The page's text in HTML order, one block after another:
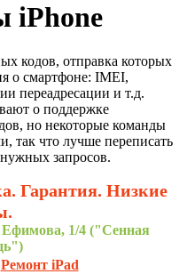
iPhone
кодов, отправка которых
о смартфоне: IMEI,
переадресации и т.д.
о поддержке
но некоторые команды
так что лучше переписать
запросов.
Гарантия. Низкие
Ефимова, 1/4 ("Сенная
Ремонт iPad